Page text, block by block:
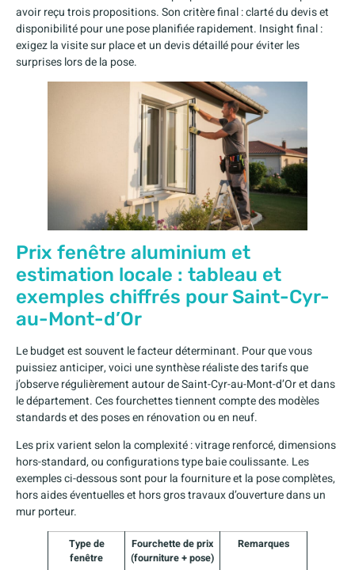
avoir reçu trois propositions. Son critère final : clarté du devis et
disponibilité pour une pose planifiée rapidement. Insight final :
exigez la visite sur place et un devis détaillé pour éviter les
surprises lors de la pose.
Prix fenêtre aluminium et
estimation locale : tableau et
exemples chiffrés pour Saint-Cyr-
au-Mont-d’Or
Le budget est souvent le facteur déterminant. Pour que vous
puissiez anticiper, voici une synthèse réaliste des tarifs que
j’observe régulièrement autour de Saint-Cyr-au-Mont-d’Or et dans
le département. Ces fourchettes tiennent compte des modèles
standards et des poses en rénovation ou en neuf.
Les prix varient selon la complexité : vitrage renforcé, dimensions
hors-standard, ou configurations type baie coulissante. Les
exemples ci-dessous sont pour la fourniture et la pose complètes,
hors aides éventuelles et hors gros travaux d’ouverture dans un
mur porteur.
Type de
fenêtre
Fourchette de prix
(fourniture + pose)
Remarques